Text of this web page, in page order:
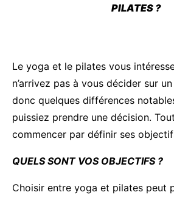
PILATES ?
Le yoga et le pilates vous
n’arrivez pas à vous décider sur
donc quelques différences
puissiez prendre une décision.
commencer par définir ses
QUELS SONT VOS OBJECTIFS ?
Choisir entre yoga et pilates peut